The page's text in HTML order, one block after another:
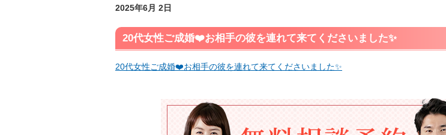
2025年6月 2日
20代女性ご成婚❤️お相手の彼を連れて来てくださいました✨
20代女性ご成婚❤️お相手の彼を連れて来てくださいました✨